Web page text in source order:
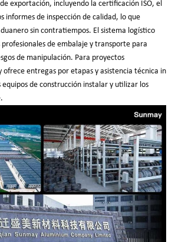
exportación, incluyendo la certificación ISO, el
informes de inspección de calidad, lo que
sin contratiempos. El sistema logístico
de embalaje y transporte para
de manipulación. Para proyectos
ofrece entregas por etapas y asistencia técnica in
de construcción instalar y utilizar los